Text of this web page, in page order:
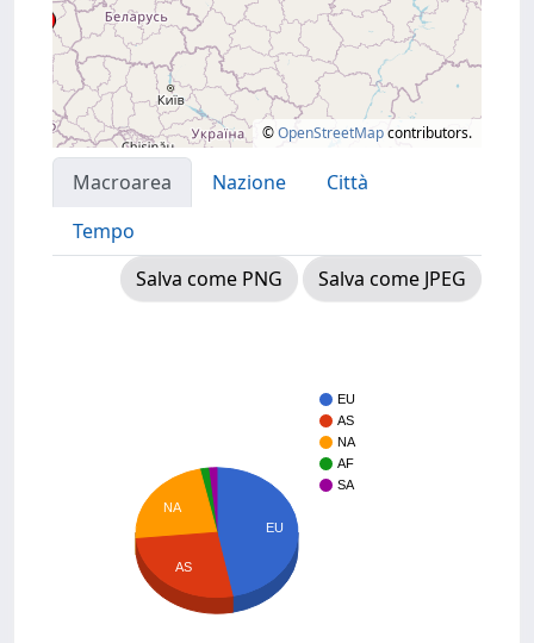
©OpenStreetMapcontributors.
Macroarea Nazione
Città
Tempo
Salva come PNG
Salva come JPEG
EU
AS
NA
AF
SA
EU
NA
AS